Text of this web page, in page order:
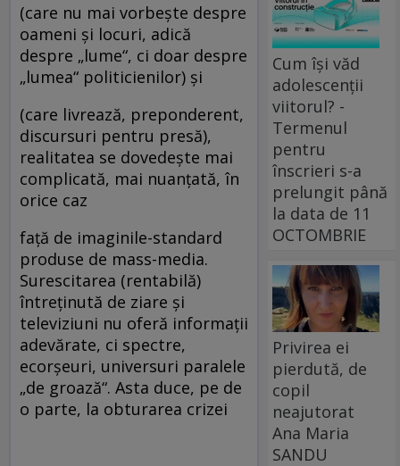
(care nu mai vorbeşte despre
oameni şi locuri, adică
despre „lume“, ci doar despre
„lumea“ politicienilor) şi
(care livrează, preponderent,
discursuri pentru presă),
realitatea se dovedeşte mai
complicată, mai nuanţată, în
orice caz
faţă de imaginile-standard
produse de mass-media.
Surescitarea (rentabilă)
întreţinută de ziare şi
televiziuni nu oferă informaţii
adevărate, ci spectre,
ecorşeuri, universuri paralele
„de groază“. Asta duce, pe de
o parte, la obturarea crizei
Cum își văd
adolescenții
viitorul? -
Termenul
pentru
înscrieri s-a
prelungit până
la data de 11
OCTOMBRIE
Privirea ei
pierdută, de
copil
neajutorat
Ana Maria
SANDU